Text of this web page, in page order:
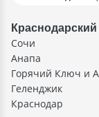
Краснодарский
Сочи
Анапа
Горячий Ключ и
Геленджик
Краснодар